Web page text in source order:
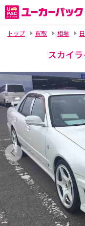
トップ
買取 相場
スカイ